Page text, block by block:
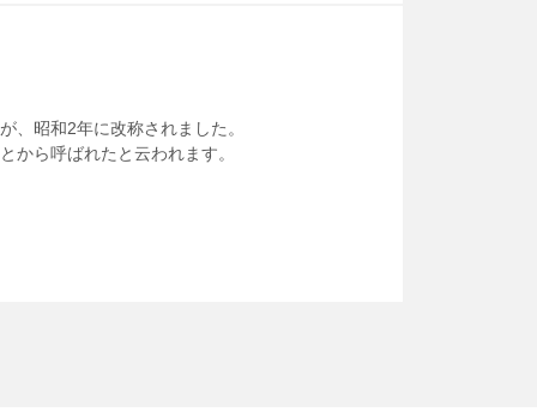
、昭和2年に改称されました。
から呼ばれたと云われます。